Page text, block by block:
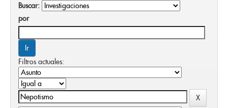
Buscar:
por
Filtros actuales: